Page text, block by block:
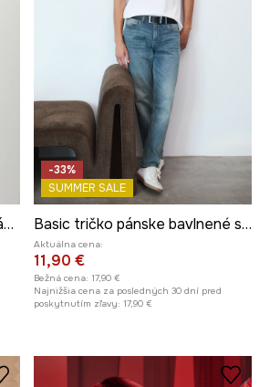
Tričko pánske s potlačou a nášivkou biela farba
-33%
SUMMER SALE
Basic tričko pánske bavlnené s elastanom
Aktuálna cena:
11,90 €
Bežná cena: 17,90 €
Najnižšia cena za posledných 30 dní pred
poskytnutím zľavy: 17,90 €